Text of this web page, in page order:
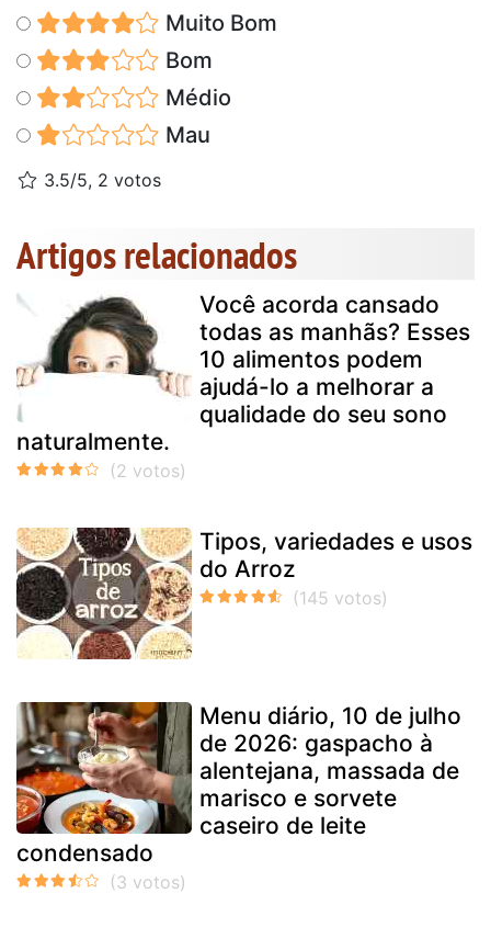
Muito Bom
Bom
Médio
Mau
3.5/5, 2 votos
Artigos relacionados
Você acorda cansado
todas as manhãs? Esses
10 alimentos podem
ajudá-lo a melhorar a
qualidade do seu sono
naturalmente.
Tipos, variedades e usos
do Arroz
Menu diário, 10 de julho
de 2026: gaspacho à
alentejana, massada de
marisco e sorvete
caseiro de leite
condensado